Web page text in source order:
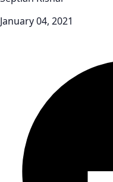
January 04, 2021